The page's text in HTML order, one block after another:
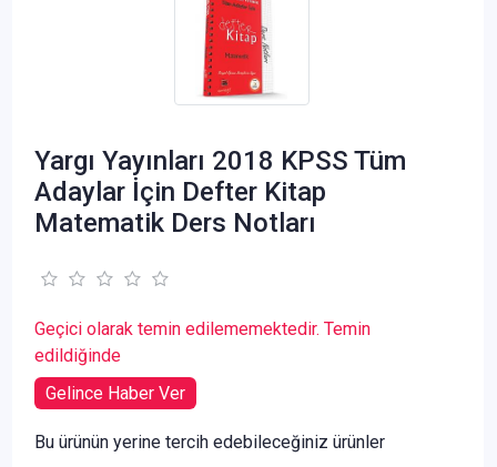
Yargı Yayınları 2018 KPSS Tüm
Adaylar İçin Defter Kitap
Matematik Ders Notları
Geçici olarak temin edilememektedir. Temin
edildiğinde
Gelince Haber Ver
Bu ürünün yerine tercih edebileceğiniz ürünler